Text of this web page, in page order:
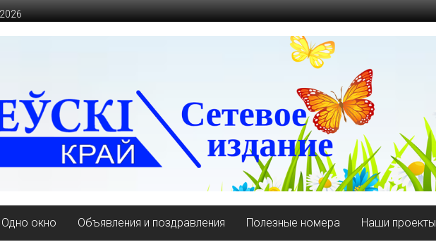
Одно окно Объявления и поздравления Полезные номера Наши проекты